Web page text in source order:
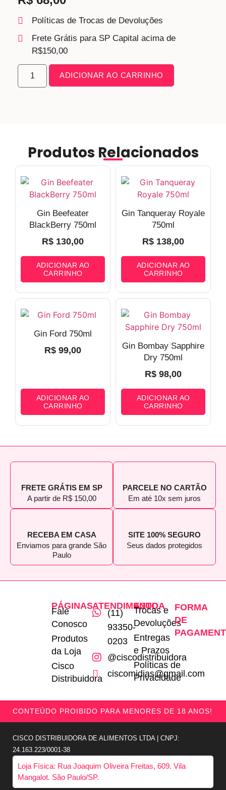
Políticas de Trocas de Devoluções
Frete Grátis para SP Capital acima de
R$150,00
ADICIONAR AO CARRINHO
Produtos Relacionados
Gin Beefeater
BlackBerry 750ml
R$ 130,00
ADICIONAR AO
CARRINHO
Gin Tanqueray Royale
750ml
R$ 138,00
ADICIONAR AO
CARRINHO
Gin Ford 750ml
R$ 99,00
ADICIONAR AO
CARRINHO
Gin Bombay Sapphire
Dry 750ml
R$ 98,00
ADICIONAR AO
CARRINHO
FRETE GRÁTIS EM SP
A partir de R$ 150,00
PARCELE NO CARTÃO
Em até 10x sem juros
RECEBA EM CASA
Enviamos para grande São
Paulo
SITE 100% SEGURO
Seus dados protegidos
PÁGINAS
Fale
Conosco
Produtos
da Loja
Cisco
Distribuidora
ATENDIMENTO
(11)
93350-
0203
@ciscodistribuidora
ciscomidias@gmail.com
AJUDA
Trocas e
Devoluções
Entregas
e Prazos
Políticas de
Privacidade
FORMA
DE
CONTEÚDO PROIBIDO PARA MENORES DE 18 ANOS!
CISCO DISTRIBUIDORA DE ALIMENTOS LTDA | CNPJ:
24.163.223/0001-38
Loja Física: Rua Joaquim Oliveira Freitas, 609. Vila
Mangalot. São Paulo/SP.